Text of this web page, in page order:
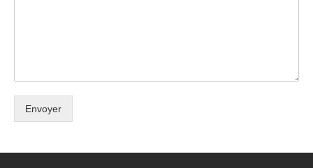
Envoyer